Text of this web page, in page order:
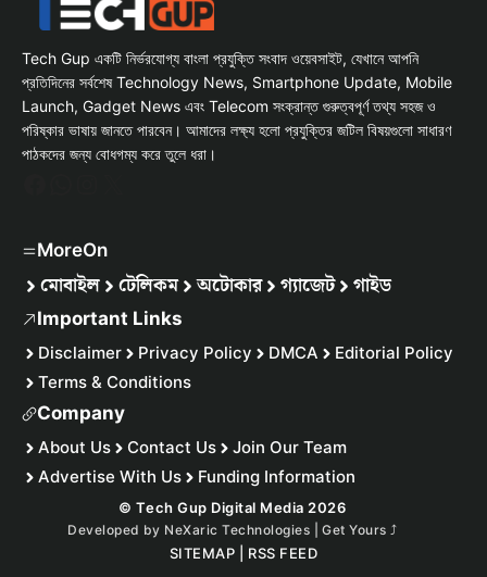
Tech Gup একটি নির্ভরযোগ্য বাংলা প্রযুক্তি সংবাদ ওয়েবসাইট, যেখানে আপনি
প্রতিদিনের সর্বশেষ Technology News, Smartphone Update, Mobile
Launch, Gadget News এবং Telecom সংক্রান্ত গুরুত্বপূর্ণ তথ্য সহজ ও
পরিষ্কার ভাষায় জানতে পারবেন। আমাদের লক্ষ্য হলো প্রযুক্তির জটিল বিষয়গুলো সাধারণ
পাঠকদের জন্য বোধগম্য করে তুলে ধরা।
MoreOn
মোবাইল টেলিকম অটোকার গ্যাজেট গাইড
Important Links
Disclaimer Privacy Policy DMCA
Editorial Policy
Terms & Conditions
Company
About Us Contact Us
Join Our Team
Advertise With Us
Funding Information
© Tech Gup Digital Media 2026
Developed by NeXaric Technologies | Get Yours⤴︎
SITEMAP RSS FEED